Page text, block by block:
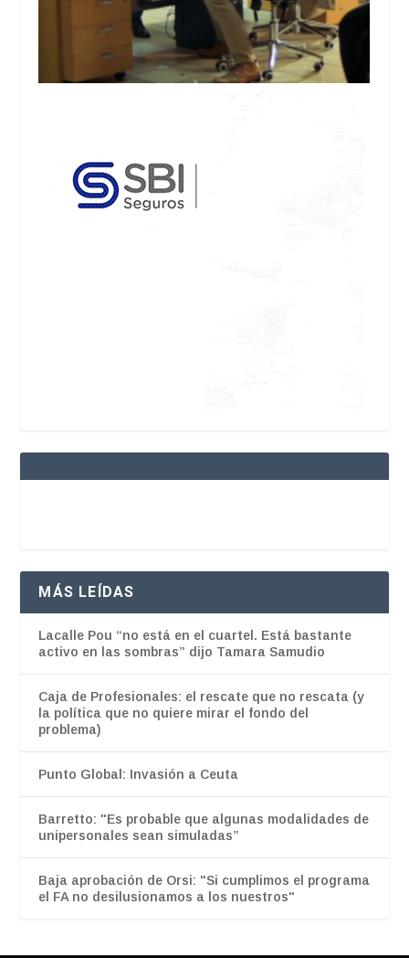
MÁS LEÍDAS
Lacalle Pou “no está en el cuartel. Está bastante
activo en las sombras” dijo Tamara Samudio
Caja de Profesionales: el rescate que no rescata (y
la política que no quiere mirar el fondo del
problema)
Punto Global: Invasión a Ceuta
Barretto: "Es probable que algunas modalidades de
unipersonales sean simuladas”
Baja aprobación de Orsi: "Si cumplimos el programa
el FA no desilusionamos a los nuestros"